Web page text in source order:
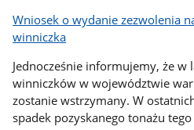
Wniosek o wydanie zezwolenia
winniczka
Jednocześnie informujemy, że
winniczków w województwie
zostanie wstrzymany. W
spadek pozyskanego tonażu